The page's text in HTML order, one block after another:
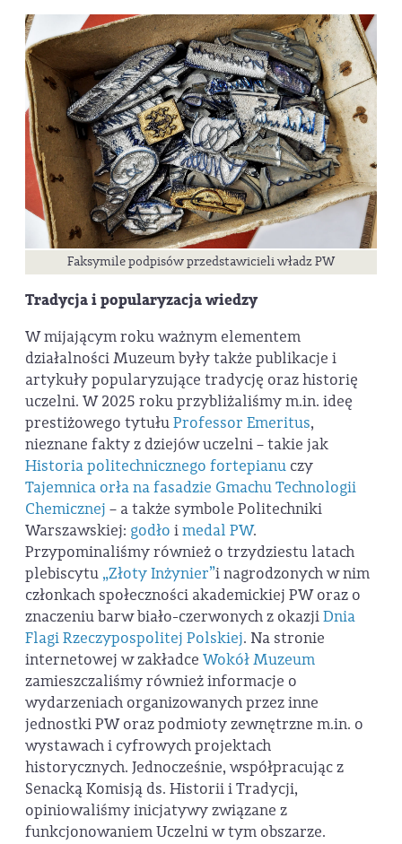
Faksymile podpisów przedstawicieli władz PW
Tradycja i popularyzacja wiedzy
W mijającym roku ważnym elementem
działalności Muzeum były także publikacje i
artykuły popularyzujące tradycję oraz historię
uczelni. W 2025 roku przybliżaliśmy m.in. ideę
prestiżowego tytułuProfessor Emeritus,
nieznane fakty z dziejów uczelni – takie jak
Historia politechnicznego fortepianu czy
Tajemnica orła na fasadzie Gmachu Technologii
Chemicznej – a także symbole Politechniki
Warszawskiej: godło imedal PW.
Przypominaliśmy również o trzydziestu latach
plebiscytu „Złoty Inżynier”i nagrodzonych w nim
członkach społeczności akademickiej PW oraz o
znaczeniu barw biało-czerwonych z okazjiDnia
Flagi Rzeczypospolitej Polskiej. Na stronie
internetowej w zakładce Wokół Muzeum
zamieszczaliśmy również informacje o
wydarzeniach organizowanych przez inne
jednostki PW oraz podmioty zewnętrzne m.in. o
wystawach i cyfrowych projektach
historycznych. Jednocześnie, współpracując z
Senacką Komisją ds. Historii i Tradycji,
opiniowaliśmy inicjatywy związane z
funkcjonowaniem Uczelni w tym obszarze.